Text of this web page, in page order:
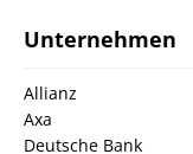
Unternehmen
Allianz
Axa
Deutsche Bank